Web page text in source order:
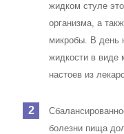
жидком стуле
организма, а
микробы. В день
жидкости в виде
настоев из
болезни пища